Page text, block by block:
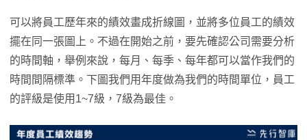
可以將員工歷年來的績效畫成折線圖，並將多位員工的績效
擺在同一張圖上。不過在開始之前，要先確認公司需要分析
的時間軸，舉例來說，每月、每季、每年都可以當作我們的
時間間隔標準。下圖我們用年度做為我們的時間單位，員工
的評級是使用1~7級，7級為最佳。